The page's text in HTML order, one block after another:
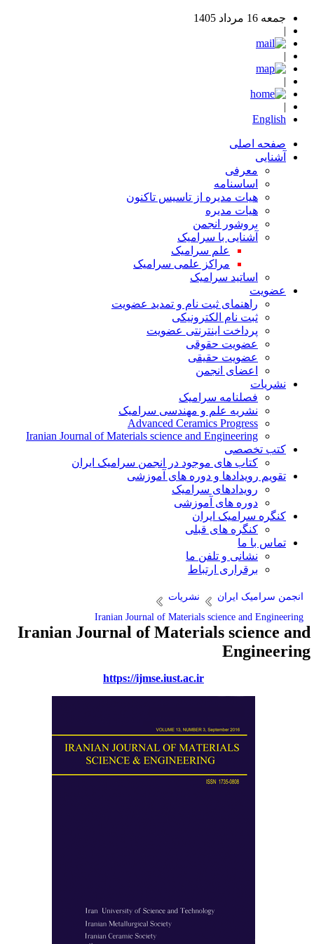
جمعه 16 مرداد 1405
English
صفحه اصلی
آشنایی
معرفی
اساسنامه
هیات مدیره از تاسیس تاکنون
هیات مدیره
بروشور انجمن
آشنایی با سرامیک
علم سرامیک
مراکز علمی سرامیک
اساتید سرامیک
عضویت
راهنمای ثبت نام و تمدید عضویت
ثبت نام الکترونیکی
پرداخت اینترنتی عضویت
عضویت حقوقی
عضویت حقیقی
اعضای انجمن
نشریات
فصلنامه سرامیک
نشریه علم و مهندسی سرامیک
Advanced Ceramics Progress
Iranian Journal of Materials science and Engineering
کتب تخصصی
کتاب های موجود در انجمن سرامیک ایران
تقویم رویدادها و دوره های آموزشی
رویدادهای سرامیک
دوره های آموزشی
کنگره سرامیک ایران
کنگره های قبلی
تماس با ما
نشانی و تلفن ما
برقراری ارتباط
انجمن سرامیک ایران
نشریات
Iranian Journal of Materials science and Engineering
Iranian Journal of Materials science
https://ijmse.iust.ac.ir